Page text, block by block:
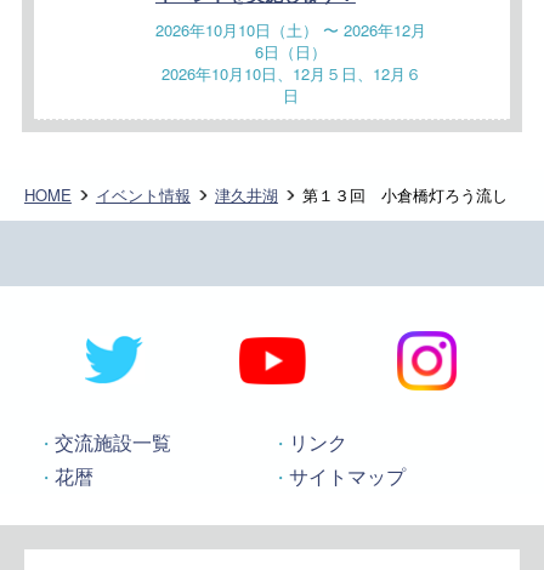
2026年10月10日（土） 〜 2026年12月
6日（日）
2026年10月10日、12月５日、12月６
日
HOME イベント情報 津久井湖 第１３回 小倉橋灯ろう流し
交流施設一覧
リンク
花暦
サイトマップ